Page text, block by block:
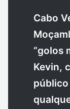
Cabo
“golos
Kevin,
público